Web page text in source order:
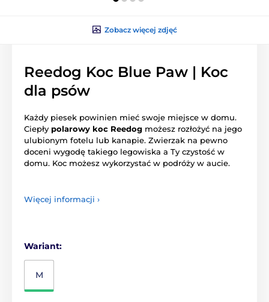
Zobacz więcej zdjęć
Reedog Koc Blue Paw | Koc
dla psów
Każdy piesek powinien mieć swoje miejsce w domu.
Ciepły polarowy koc Reedog możesz rozłożyć na jego
ulubionym fotelu lub kanapie. Zwierzak na pewno
doceni wygodę takiego legowiska a Ty czystość w
domu. Koc możesz wykorzystać w podróży w aucie.
Więcej informacji ›
Wariant:
M